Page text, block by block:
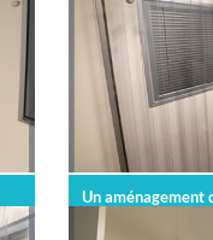
Un aménagement